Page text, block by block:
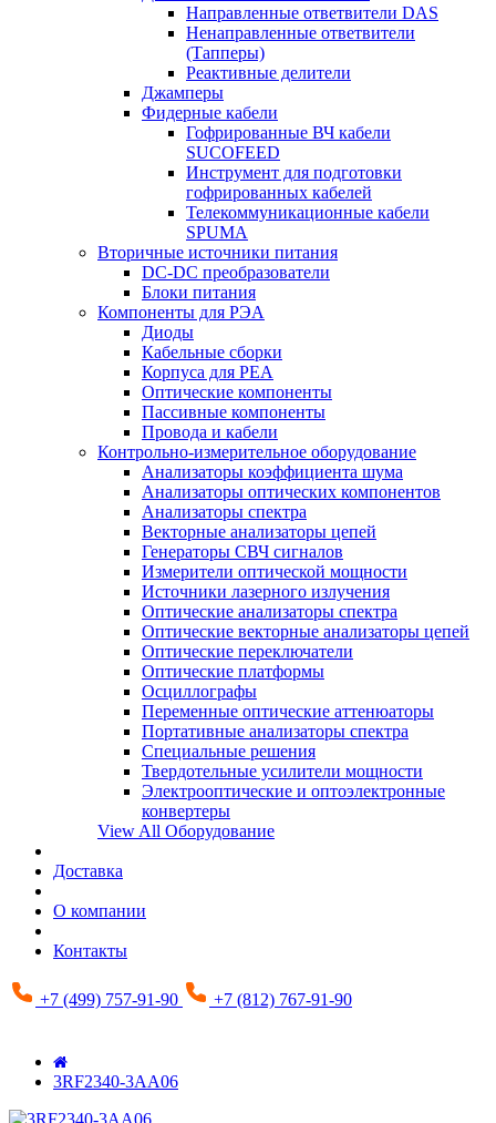
Направленные ответвители DAS
Ненаправленные ответвители
(Тапперы)
Реактивные делители
Джамперы
Фидерные кабели
Гофрированные ВЧ кабели
SUCOFEED
Инструмент для подготовки
гофрированных кабелей
Телекоммуникационные кабели
SPUMA
Вторичные источники питания
DC-DC преобразователи
Блоки питания
Компоненты для РЭА
Диоды
Кабельные сборки
Корпуса для РЕА
Оптические компоненты
Пассивные компоненты
Провода и кабели
Контрольно-измерительное оборудование
Анализаторы коэффициента шума
Анализаторы оптических компонентов
Анализаторы спектра
Векторные анализаторы цепей
Генераторы СВЧ сигналов
Измерители оптической мощности
Источники лазерного излучения
Оптические анализаторы спектра
Оптические векторные анализаторы цепей
Оптические переключатели
Оптические платформы
Осциллографы
Переменные оптические аттенюаторы
Портативные анализаторы спектра
Специальные решения
Твердотельные усилители мощности
Электрооптические и оптоэлектронные
конвертеры
View All Оборудование
Доставка
О компании
Контакты
+7 (499) 757-91-90 +7 (812) 767-91-90
3RF2340-3AA06